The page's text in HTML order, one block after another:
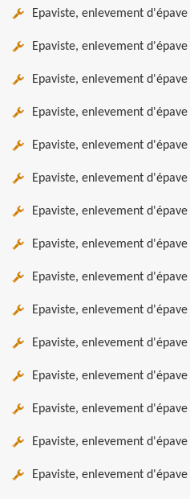
Epaviste, enlevement d'épave
Epaviste, enlevement d'épave
Epaviste, enlevement d'épave
Epaviste, enlevement
Epaviste, enlevement
Epaviste, enlevement d'épave
Epaviste, enlevement
Epaviste, enlevement d'épave
Epaviste, enlevement d'épave
Epaviste, enlevement
Epaviste, enlevement
Epaviste, enlevement
Epaviste, enlevement
Epaviste, enlevement
Epaviste, enlevement d'épave